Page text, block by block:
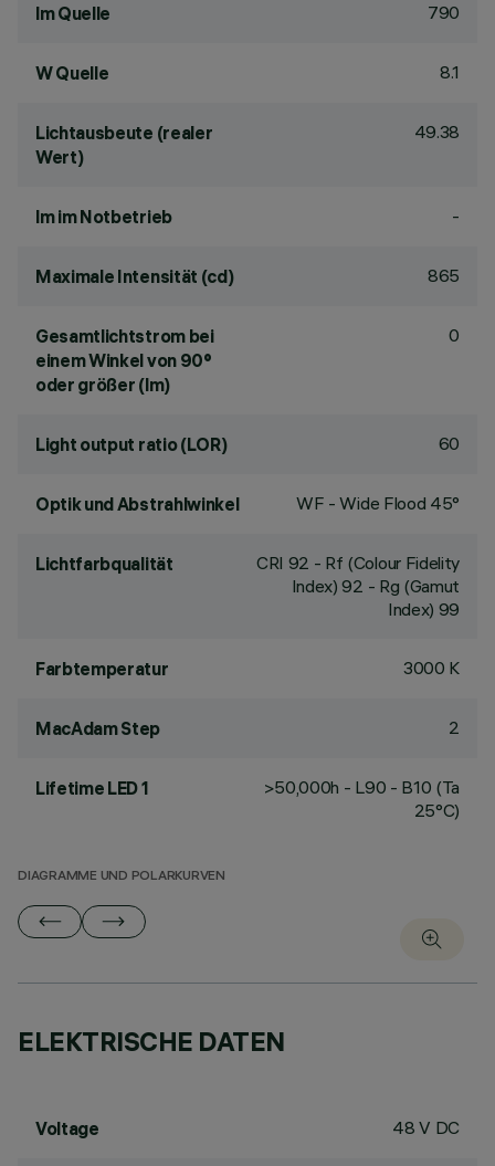
lm Quelle 790
W Quelle 8.1
Lichtausbeute (realer
Wert)
49.38
lm im Notbetrieb -
Maximale Intensität (cd) 865
Gesamtlichtstrom bei
einem Winkel von 90°
oder größer (lm)
0
Light output ratio (LOR) 60
Optik und Abstrahlwinkel WF - Wide Flood 45°
Lichtfarbqualität CRI 92 - Rf (Colour Fidelity
Index) 92 - Rg (Gamut
Index) 99
Farbtemperatur 3000 K
MacAdam Step 2
Lifetime LED 1
>50,000h - L90 - B10 (Ta
25°C)
DIAGRAMME UND POLARKURVEN
ELEKTRISCHE DATEN
Voltage 48 V DC